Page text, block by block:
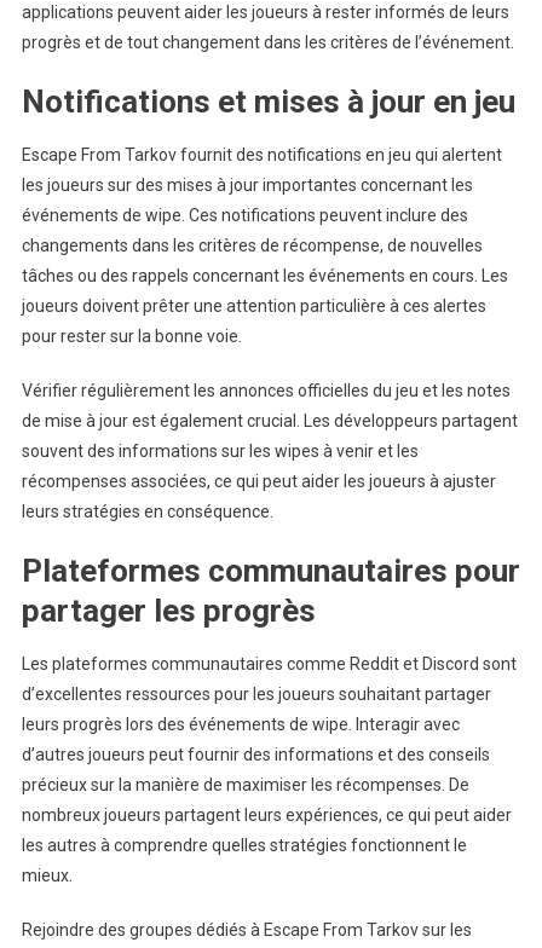
applications peuvent aider les joueurs à rester informés de leurs
progrès et de tout changement dans les critères de l’événement.
Notifications et mises à jour en jeu
Escape From Tarkov fournit des notifications en jeu qui alertent
les joueurs sur des mises à jour importantes concernant les
événements de wipe. Ces notifications peuvent inclure des
changements dans les critères de récompense, de nouvelles
tâches ou des rappels concernant les événements en cours. Les
joueurs doivent prêter une attention particulière à ces alertes
pour rester sur la bonne voie.
Vérifier régulièrement les annonces officielles du jeu et les notes
de mise à jour est également crucial. Les développeurs partagent
souvent des informations sur les wipes à venir et les
récompenses associées, ce qui peut aider les joueurs à ajuster
leurs stratégies en conséquence.
Plateformes communautaires pour
partager les progrès
Les plateformes communautaires comme Reddit et Discord sont
d’excellentes ressources pour les joueurs souhaitant partager
leurs progrès lors des événements de wipe. Interagir avec
d’autres joueurs peut fournir des informations et des conseils
précieux sur la manière de maximiser les récompenses. De
nombreux joueurs partagent leurs expériences, ce qui peut aider
les autres à comprendre quelles stratégies fonctionnent le
mieux.
Rejoindre des groupes dédiés à Escape From Tarkov sur les